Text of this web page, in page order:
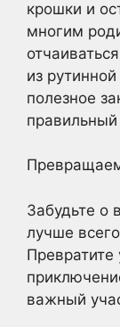
крошки и
многим
из
полезное
Забудьте о
лучше
Превратите
важный